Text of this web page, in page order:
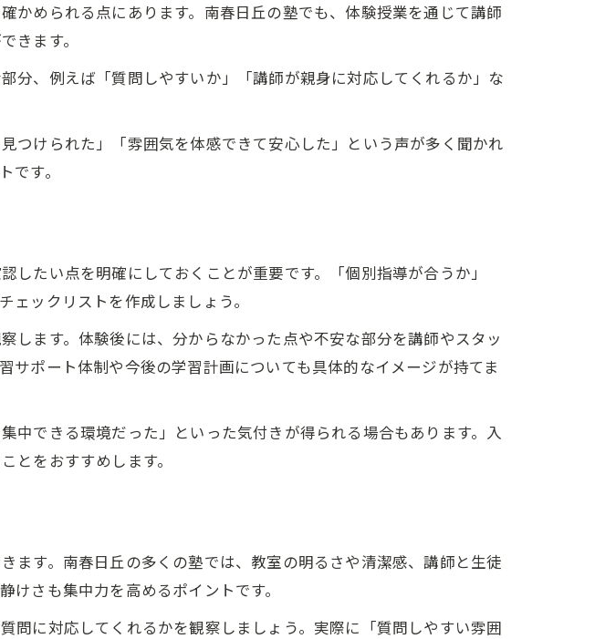
活との両立も検討
気をしっかり把握
から見極めやすい
の適性を確認
タイルの特徴
る気を見極める
かめられる点にあります。南春日丘の塾でも、体験授業を通じて講師
きます。
分、例えば「質問しやすいか」「講師が親身に対応してくれるか」な
つけられた」「雰囲気を体感できて安心した」という声が多く聞かれ
す。
たい点を明確にしておくことが重要です。「個別指導が合うか」
ェックリストを作成しましょう。
ます。体験後には、分からなかった点や不安な部分を講師やスタッ
ポート体制や今後の学習計画についても具体的なイメージが持てま
中できる環境だった」といった気付きが得られる場合もあります。入
とをおすすめします。
ます。南春日丘の多くの塾では、教室の明るさや清潔感、講師と生徒
さも集中力を高めるポイントです。
問に対応してくれるかを観察しましょう。実際に「質問しやすい雰囲